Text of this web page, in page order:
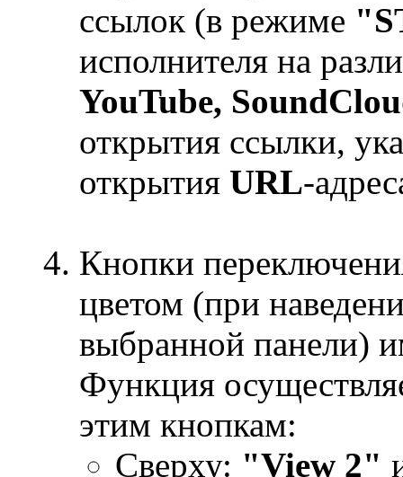
ссылок (в режиме
исполнителя на
YouTube,
открытия ссылки,
открытия URL-
Кнопки
цветом (при
выбранной панели)
Функция
этим кнопкам:
Сверху: "View 2"